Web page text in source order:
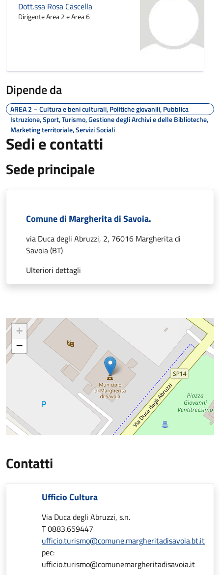
Dott.ssa Rosa Cascella
Dirigente Area 2 e Area 6
Dipende da
AREA 2 – Cultura e beni culturali, Politiche giovanili, Pubblica
Istruzione, Sport, Turismo, Gestione degli Archivi e delle Biblioteche,
Marketing territoriale, Servizi Sociali
Sedi e contatti
Sede principale
Comune di Margherita di Savoia.
via Duca degli Abruzzi, 2, 76016 Margherita di
Savoia (BT)
Ulteriori dettagli
+
−
Contatti
Ufficio Cultura
Via Duca degli Abruzzi, s.n.
T 0883.659447
ufficio.turismo@comune.margheritadisavoia.bt.it
pec:
ufficio.turismo@comunemargheritadisavoia.it